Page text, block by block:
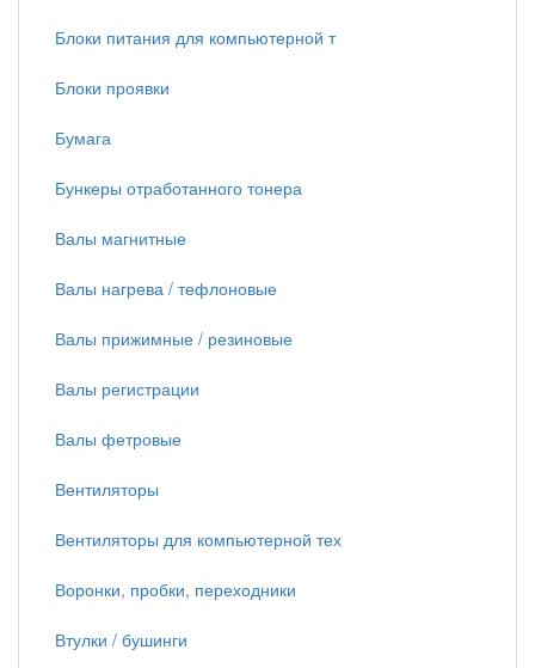
Блоки питания для компьютерной т
Блоки проявки
Бумага
Бункеры отработанного тонера
Валы магнитные
Валы нагрева / тефлоновые
Валы прижимные / резиновые
Валы регистрации
Валы фетровые
Вентиляторы
Вентиляторы для компьютерной тех
Воронки, пробки, переходники
Втулки / бушинги